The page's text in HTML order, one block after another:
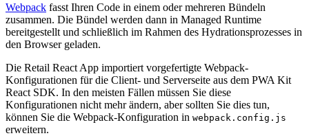
Webpack fasst Ihren Code in einem oder mehreren Bündeln
zusammen. Die Bündel werden dann in Managed Runtime
bereitgestellt und schließlich im Rahmen des Hydrationsprozesses in
den Browser geladen.
Die Retail React App importiert vorgefertigte Webpack-
Konfigurationen für die Client- und Serverseite aus dem PWA Kit
React SDK. In den meisten Fällen müssen Sie diese
Konfigurationen nicht mehr ändern, aber sollten Sie dies tun,
können Sie die Webpack-Konfiguration in webpack.config.js
erweitern.